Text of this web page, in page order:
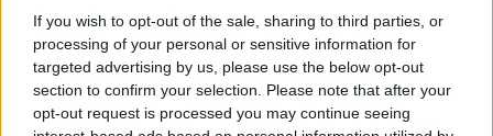
If you wish to opt-out of the sale, sharing to third parties, or
processing of your personal or sensitive information for
targeted advertising by us, please use the below opt-out
section to confirm your selection. Please note that after your
opt-out request is processed you may continue seeing
48.400 Kč • příspěvek na ubytování (Jihlava, okres Jihlava)
07.08.2026 - Bosch Powertrain s.r.o. Jihlava • obsluha CNC strojů •
48.400 Kč • náborový bonus 50.000 Kč • příspěvek na ubytování
okres Jihlava)
06.08.2026 -Bosch Powertrain s.r.o. Jihlava • CNC operátor• mzda
Kč • náborový bonus 50.000 Kč • příspěvek na ubytování (Jihlava,
Jihlava)